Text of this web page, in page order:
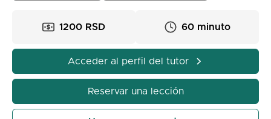
1200 RSD 60 minuto
Acceder al perfil del tutor
Reservar una lección